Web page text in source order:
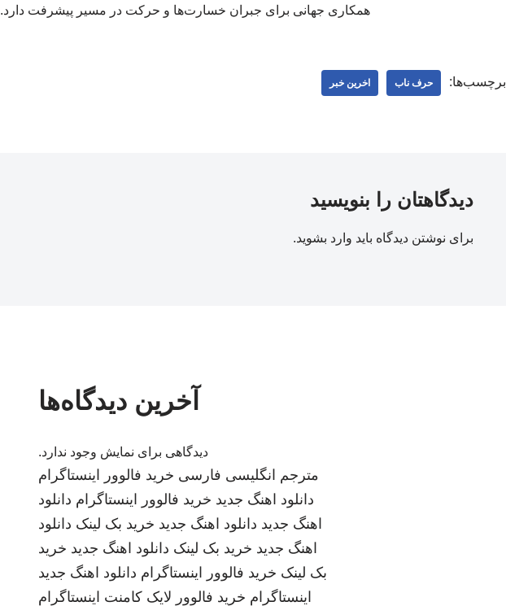
همکاری جهانی برای جبران خسارت‌ها و حرکت در مسیر پیشرفت دارد.
برچسب‌ها: حرف ناب اخرین خبر
دیدگاهتان را بنویسید
برای نوشتن دیدگاه باید وارد بشوید.
آخرین دیدگاه‌ها
دیدگاهی برای نمایش وجود ندارد.
مترجم انگلیسی فارسی خرید فالوور اینستاگرام
دانلود اهنگ جدید خرید فالوور اینستاگرام دانلود
اهنگ جدید دانلود اهنگ جدید خرید بک لینک دانلود
اهنگ جدید خرید بک لینک دانلود اهنگ جدید خرید
بک لینک خرید فالوور اینستاگرام دانلود اهنگ جدید
اینستاگرام خرید فالوور لایک کامنت اینستاگرام